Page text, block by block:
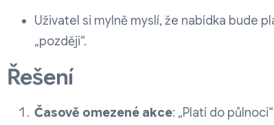
Uživatel si mylně myslí, že nabídka bude
„později“.
Řešení
Časově omezené akce: „Platí do